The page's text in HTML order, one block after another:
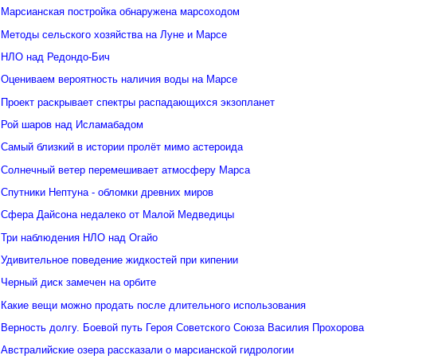
Марсианская постройка обнаружена марсоходом
Методы сельского хозяйства на Луне и Марсе
НЛО над Редондо-Бич
Оцениваем вероятность наличия воды на Марсе
Проект раскрывает спектры распадающихся экзопланет
Рой шаров над Исламабадом
Самый близкий в истории пролёт мимо астероида
Солнечный ветер перемешивает атмосферу Марса
Спутники Нептуна - обломки древних миров
Сфера Дайсона недалеко от Малой Медведицы
Три наблюдения НЛО над Огайо
Удивительное поведение жидкостей при кипении
Черный диск замечен на орбите
Какие вещи можно продать после длительного использования
Верность долгу. Боевой путь Героя Советского Союза Василия Прохорова
Австралийские озера рассказали о марсианской гидрологии